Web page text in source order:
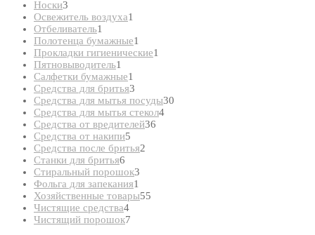
Носки3
товара
Освежитель воздуха1
Отбеливатель1
товар
Полотенца бумажные1
товар
Прокладки гигиенические1
Пятновыводитель1
товар
Салфетки бумажные1
товар
Средства для бритья3
товара
Средства для мытья посуды30
Средства для мытья стекол44
Средства от вредителей36
Средства от накипи5
товаров
Средства после бритья2
Станки для бритья6
товаров
Стиральный порошок3
Фольга для запекания1
товар
Хозяйственные товары55
Чистящие средства44
товара
Чистящий порошок7